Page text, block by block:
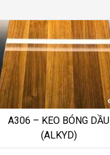
A306 – KEO BÓNG DẦU
(ALKYD)